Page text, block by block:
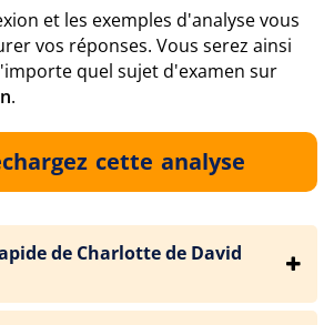
et les exemples d'analyse vous
vos réponses. Vous serez ainsi
quel sujet d'examen sur
.
cette analyse
de Charlotte de David